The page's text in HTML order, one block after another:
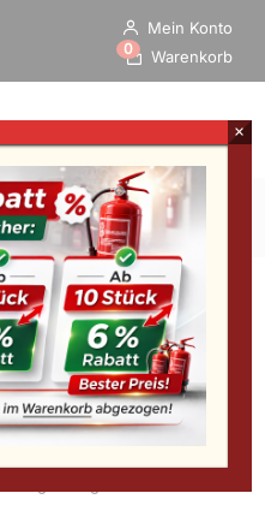
Mein Konto
Warenkorb
0
Augenspülung
sehr empfindlich.
×